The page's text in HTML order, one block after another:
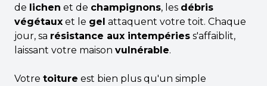
de lichen et de champignons, les débris
végétaux et le gel attaquent votre toit. Chaque
jour, sa résistance aux intempéries s'affaiblit,
laissant votre maison vulnérable.
Votre toiture est bien plus qu'un simple